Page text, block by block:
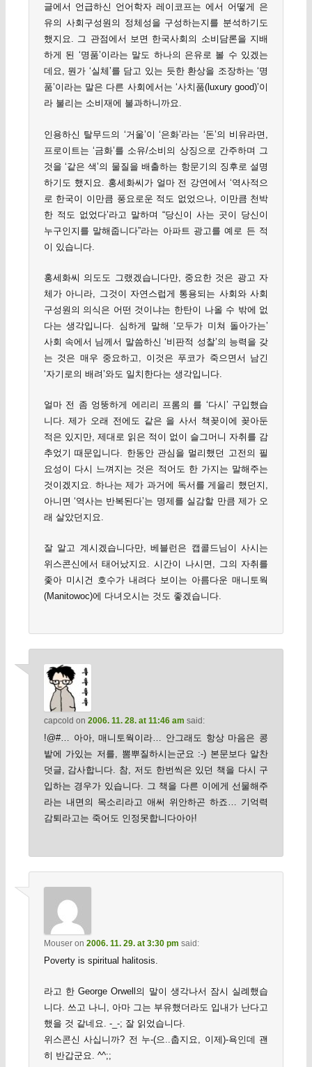
글에서 언급하신 언어학자 레이코프는 에서 어떻게 은
유의 사회구성원의 정체성을 구성하는지를 분석하기도
했지요. 그 관점에서 보면 한국사회의 소비담론을 지배
하게 된 ‘명품’이라는 말도 하나의 은유로 볼 수 있겠는
데요, 뭔가 ‘실체’를 담고 있는 듯한 환상을 조장하는 ‘명
품’이라는 말은 다른 사회에서는 ‘사치품(luxury good)’이
라 불리는 소비재에 불과하니까요.
인용하신 탈무드의 ‘거울’이 ‘은화’라는 ‘돈’의 비유라면,
프로이트는 ‘금화’를 소유/소비의 상징으로 간주하며 그
것을 ‘같은 색’의 물질을 배출하는 항문기의 징후로 설명
하기도 했지요. 홍세화씨가 얼마 전 강연에서 ‘역사적으
로 한국이 이만큼 풍요로운 적도 없었으나, 이만큼 천박
한 적도 없었다’라고 말하며 “당신이 사는 곳이 당신이
누구인지를 말해줍니다”라는 아파트 광고를 예로 든 적
이 있습니다.
홍세화씨 의도도 그랬겠습니다만, 중요한 것은 광고 자
체가 아니라, 그것이 자연스럽게 통용되는 사회와 사회
구성원의 의식은 어떤 것이냐는 한탄이 나올 수 밖에 없
다는 생각입니다. 심하게 말해 ‘모두가 미쳐 돌아가는’
사회 속에서 님께서 말씀하신 ‘비판적 성찰’의 능력을 갖
는 것은 매우 중요하고, 이것은 푸코가 죽으면서 남긴
‘자기로의 배려’와도 일치한다는 생각입니다.
얼마 전 좀 엉뚱하게 에리리 프롬의 를 ‘다시’ 구입했습
니다. 제가 오래 전에도 같은 을 사서 책꽂이에 꽂아둔
적은 있지만, 제대로 읽은 적이 없이 슬그머니 자취를 감
추었기 때문입니다. 한동안 관심을 멀리했던 고전의 필
요성이 다시 느껴지는 것은 적어도 한 가지는 말해주는
것이겠지요. 하나는 제가 과거에 독서를 게을리 했던지,
아니면 ‘역사는 반복된다’는 명제를 실감할 만큼 제가 오
래 살았던지요.
잘 알고 계시겠습니다만, 베블런은 캡콜드님이 사시는
위스콘신에서 태어났지요. 시간이 나시면, 그의 자취를
좇아 미시건 호수가 내려다 보이는 아름다운 매니토웍
(Manitowoc)에 다녀오시는 것도 좋겠습니다.
capcold on 2006. 11. 28. at 11:46 am said:
!@#… 아아, 매니토웍이라… 안그래도 항상 마음은 콩
밭에 가있는 저를, 뽐뿌질하시는군요 :-) 본문보다 알찬
덧글, 감사합니다. 참, 저도 한번씩은 있던 책을 다시 구
입하는 경우가 있습니다. 그 책을 다른 이에게 선물해주
라는 내면의 목소리라고 애써 위안하곤 하죠… 기억력
감퇴라고는 죽어도 인정못합니다아아!
Mouseron 2006. 11. 29. at 3:30 pm said:
Poverty is spiritual halitosis.
라고 한 George Orwell의 말이 생각나서 잠시 실례했습
니다. 쓰고 나니, 아마 그는 부유했더라도 입내가 난다고
했을 것 같네요. -_-; 잘 읽었습니다.
위스콘신 사십니까? 전 누-(으..춥지요, 이제)-욕인데 괜
히 반갑군요. ^^;;